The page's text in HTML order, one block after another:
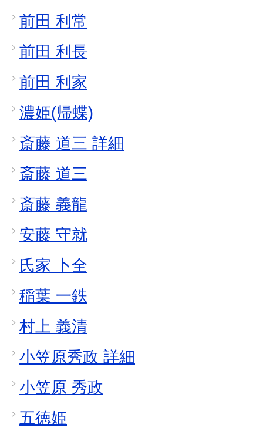
前田 利常
前田 利長
前田 利家
濃姫(帰蝶)
斎藤 道三 詳細
斎藤 道三
斎藤 義龍
安藤 守就
氏家 卜全
稲葉 一鉄
村上 義清
小笠原秀政 詳細
小笠原 秀政
五徳姫